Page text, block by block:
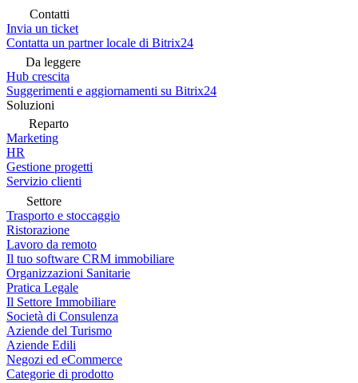
Contatti
Invia un ticket
Contatta un partner locale di Bitrix24
Da leggere
Hub crescita
Suggerimenti e aggiornamenti su Bitrix24
Soluzioni
Reparto
Marketing
HR
Gestione progetti
Servizio clienti
Settore
Trasporto e stoccaggio
Ristorazione
Lavoro da remoto
Il tuo software CRM immobiliare
Organizzazioni Sanitarie
Pratica Legale
Il Settore Immobiliare
Società di Consulenza
Aziende del Turismo
Aziende Edili
Negozi ed eCommerce
Categorie di prodotto